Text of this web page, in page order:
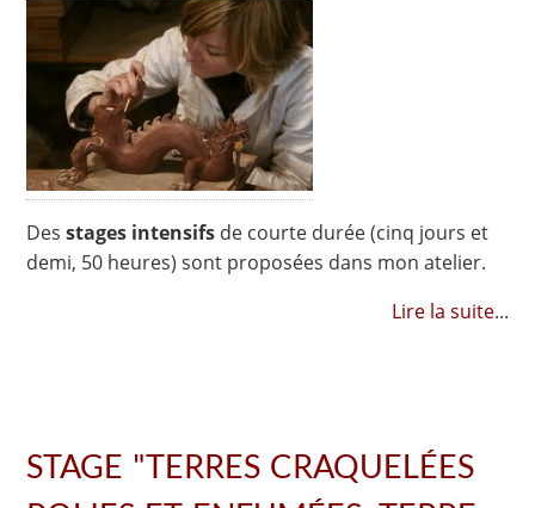
Desstages intensifs de courte durée (cinq jours et
demi, 50 heures) sont proposées dans mon atelier.
Lire la suite...
STAGE "TERRES CRAQUELÉES